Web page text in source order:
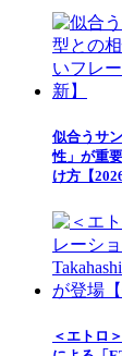
似合うサ
性」が重
け方【
＜エトロ